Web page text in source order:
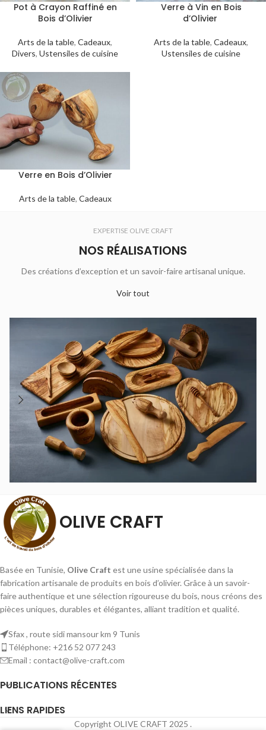
Pot à Crayon Raffiné en
Bois d’Olivier
Arts de la table, Cadeaux,
Divers, Ustensiles de cuisine
Verre à Vin en Bois
d’Olivier
Arts de la table, Cadeaux,
Ustensiles de cuisine
Verre en Bois d’Olivier
Arts de la table, Cadeaux
EXPERTISE OLIVE CRAFT
NOS RÉALISATIONS
Des créations d’exception et un savoir-faire artisanal unique.
Voir tout
OLIVE CRAFT
Basée en Tunisie, Olive Craft est une usine spécialisée dans la
fabrication artisanale de produits en bois d’olivier. Grâce à un savoir-
faire authentique et une sélection rigoureuse du bois, nous créons des
pièces uniques, durables et élégantes, alliant tradition et qualité.
Sfax , route sidi mansour km 9 Tunis
Téléphone: +216 52 077 243
Email : contact@olive-craft.com
PUBLICATIONS RÉCENTES
LIENS RAPIDES
Copyright OLIVE CRAFT 2025 .